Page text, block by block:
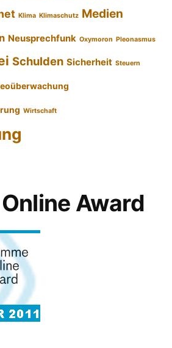
Klima Klimaschutz Medien
Neusprechfunk Oxymoron Pleonasmus
Schulden Sicherheit Steuern
Wirtschaft
Award